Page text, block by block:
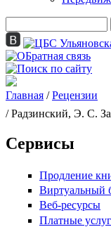
Форма
Вы здесь
Главная / Рецензии
/ Радзинский, Э. С.
Сервисы
Продление
Виртуальный
Веб-ресурсы
Платные